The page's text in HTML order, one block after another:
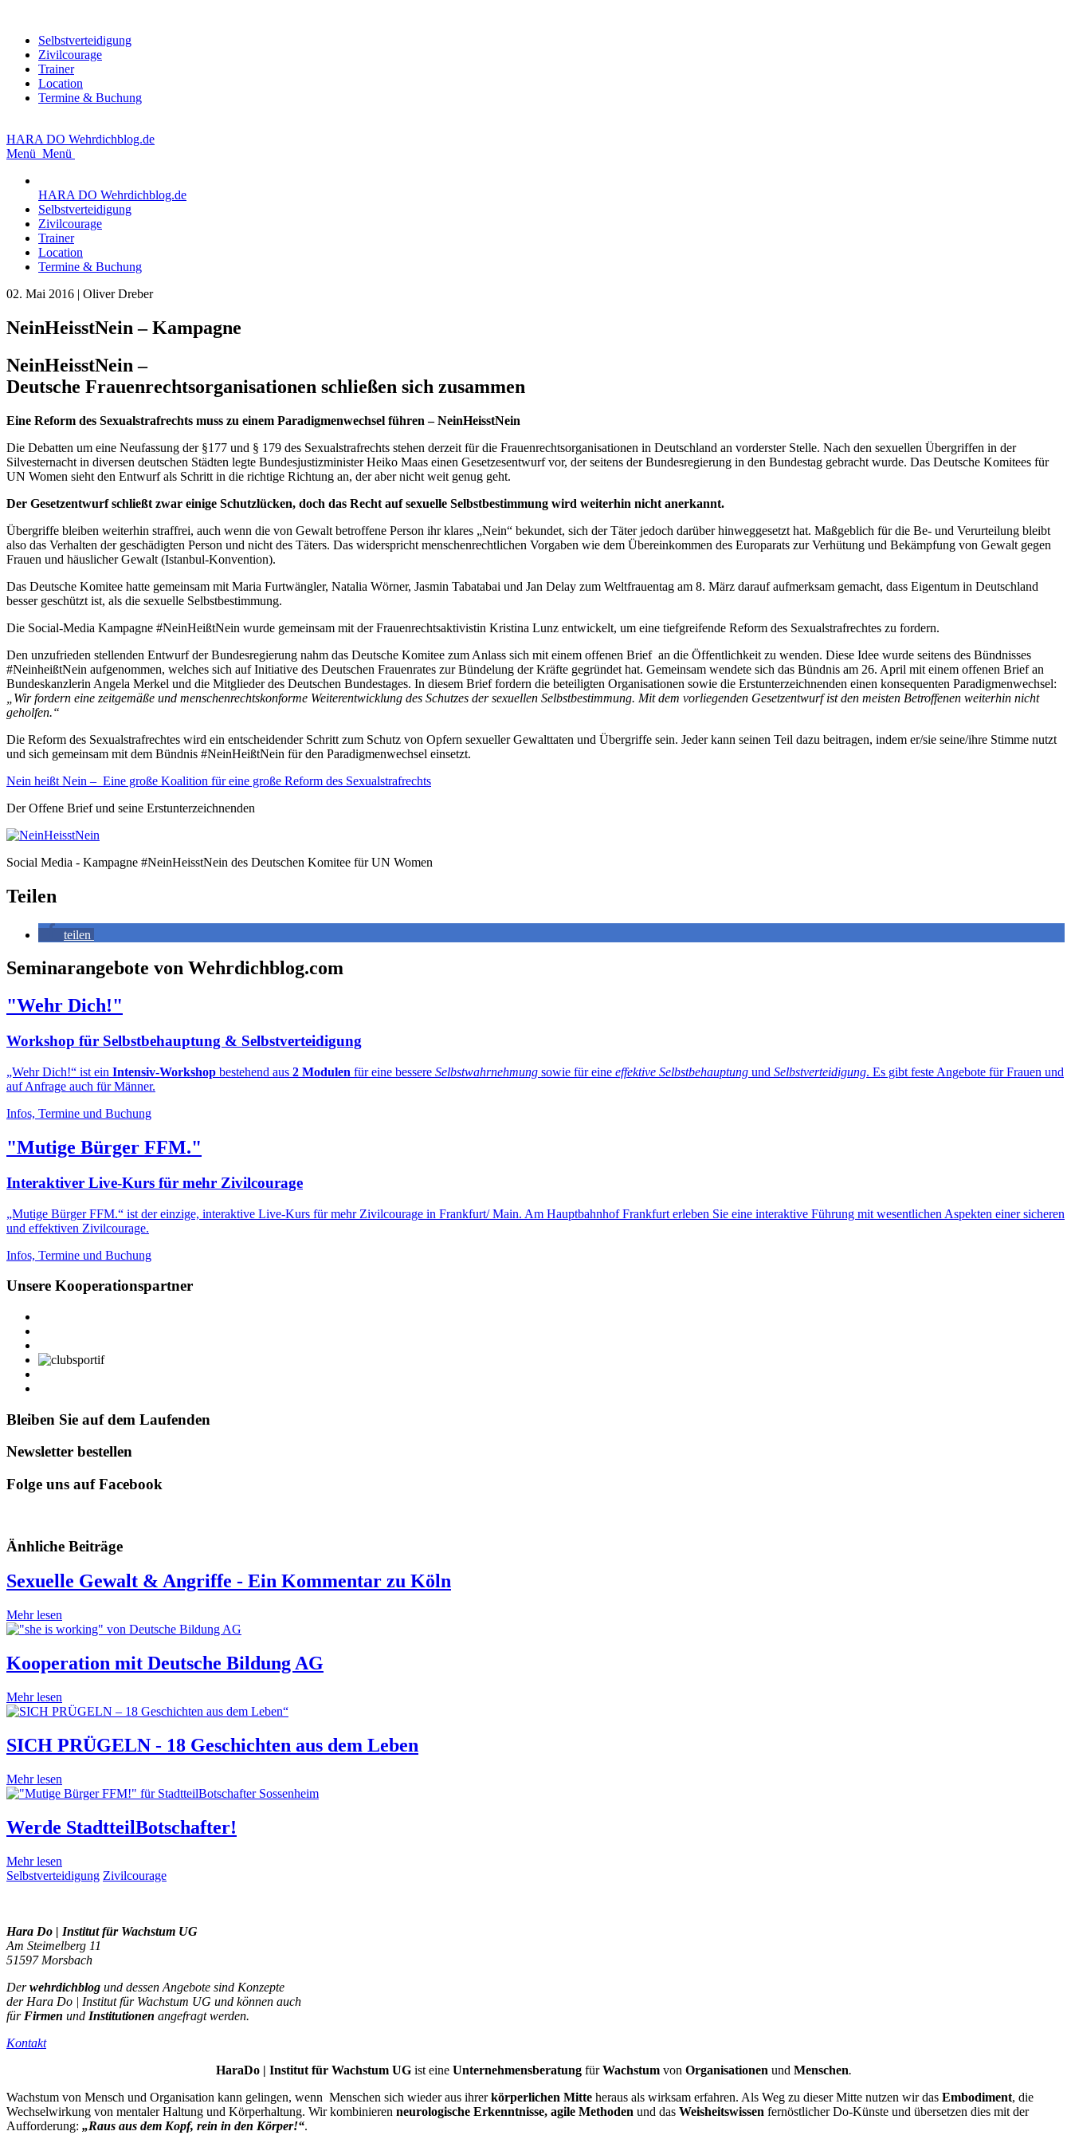
Selbstverteidigung
Zivilcourage
Trainer
Location
Termine & Buchung
HARA DO Wehrdichblog.de
Menü Menü
HARA DO Wehrdichblog.de
Selbstverteidigung
Zivilcourage
Trainer
Location
Termine & Buchung
02. Mai 2016 | Oliver Dreber
NeinHeisstNein – Kampagne
NeinHeisstNein –
Deutsche Frauenrechtsorganisationen schließen sich zusammen
Eine Reform des Sexualstrafrechts muss zu einem Paradigmenwechsel führen – NeinHeisstNein
Die Debatten um eine Neufassung der §177 und § 179 des Sexualstrafrechts stehen derzeit für die Frauenrechtsorganisationen in Deutschland an vorderster Stelle. Nach den sexuellen Übergriffen in der
Silvesternacht in diversen deutschen Städten legte Bundesjustizminister Heiko Maas einen Gesetzesentwurf vor, der seitens der Bundesregierung in den Bundestag gebracht wurde. Das Deutsche Komitees für
UN Women sieht den Entwurf als Schritt in die richtige Richtung an, der aber nicht weit genug geht.
Der Gesetzentwurf schließt zwar einige Schutzlücken, doch das Recht auf sexuelle Selbstbestimmung wird weiterhin nicht anerkannt.
Übergriffe bleiben weiterhin straffrei, auch wenn die von Gewalt betroffene Person ihr klares „Nein“ bekundet, sich der Täter jedoch darüber hinweggesetzt hat. Maßgeblich für die Be- und Verurteilung bleibt
also das Verhalten der geschädigten Person und nicht des Täters. Das widerspricht menschenrechtlichen Vorgaben wie dem Übereinkommen des Europarats zur Verhütung und Bekämpfung von Gewalt gegen
Frauen und häuslicher Gewalt (Istanbul-Konvention).
Das Deutsche Komitee hatte gemeinsam mit Maria Furtwängler, Natalia Wörner, Jasmin Tabatabai und Jan Delay zum Weltfrauentag am 8. März darauf aufmerksam gemacht, dass Eigentum in Deutschland
besser geschützt ist, als die sexuelle Selbstbestimmung.
Die Social-Media Kampagne #NeinHeißtNein wurde gemeinsam mit der Frauenrechtsaktivistin Kristina Lunz entwickelt, um eine tiefgreifende Reform des Sexualstrafrechtes zu fordern.
Den unzufrieden stellenden Entwurf der Bundesregierung nahm das Deutsche Komitee zum Anlass sich mit einem offenen Brief an die Öffentlichkeit zu wenden. Diese Idee wurde seitens des Bündnisses
#NeinheißtNein aufgenommen, welches sich auf Initiative des Deutschen Frauenrates zur Bündelung der Kräfte gegründet hat. Gemeinsam wendete sich das Bündnis am 26. April mit einem offenen Brief an
Bundeskanzlerin Angela Merkel und die Mitglieder des Deutschen Bundestages. In diesem Brief fordern die beteiligten Organisationen sowie die Erstunterzeichnenden einen konsequenten Paradigmenwechsel:
Wir fordern eine zeitgemäße und menschenrechtskonforme Weiterentwicklung des Schutzes der sexuellen Selbstbestimmung. Mit dem vorliegenden Gesetzentwurf ist den meisten Betroffenen weiterhin nicht
geholfen.“
Die Reform des Sexualstrafrechtes wird ein entscheidender Schritt zum Schutz von Opfern sexueller Gewalttaten und Übergriffe sein. Jeder kann seinen Teil dazu beitragen, indem er/sie seine/ihre Stimme nutzt
und sich gemeinsam mit dem Bündnis #NeinHeißtNein für den Paradigmenwechsel einsetzt.
Nein heißt Nein – Eine große Koalition für eine große Reform des Sexualstrafrechts
Der Offene Brief und seine Erstunterzeichnenden
Social Media - Kampagne #NeinHeisstNein des Deutschen Komitee für UN Women
Teilen
teilen
Seminarangebote von Wehrdichblog.com
"Wehr Dich!"
Workshop für Selbstbehauptung & Selbstverteidigung
„Wehr Dich!“ ist ein Intensiv-Workshop bestehend aus 2 Modulen für eine bessere Selbstwahrnehmung sowie für eine effektive Selbstbehauptung und Selbstverteidigung. Es gibt feste Angebote für Frauen und
auf Anfrage auch für Männer.
Infos, Termine und Buchung
"Mutige Bürger FFM."
Interaktiver Live-Kurs für mehr Zivilcourage
„Mutige Bürger FFM.“ ist der einzige, interaktive Live-Kurs für mehr Zivilcourage in Frankfurt/ Main. Am Hauptbahnhof Frankfurt erleben Sie eine interaktive Führung mit wesentlichen Aspekten einer sicheren
und effektiven Zivilcourage.
Infos, Termine und Buchung
Unsere Kooperationspartner
Bleiben Sie auf dem Laufenden
Newsletter bestellen
Folge uns auf Facebook
Änhliche Beiträge
Sexuelle Gewalt & Angriffe - Ein Kommentar zu Köln
Mehr lesen
Kooperation mit Deutsche Bildung AG
Mehr lesen
SICH PRÜGELN - 18 Geschichten aus dem Leben
Mehr lesen
Werde StadtteilBotschafter!
Mehr lesen
Selbstverteidigung Zivilcourage
Hara Do | Institut für Wachstum UG
Am Steimelberg 11
51597 Morsbach
Derwehrdichblog und dessen Angebote sind Konzepte
der Hara Do | Institut für Wachstum UG und können auch
für Firmen und Institutionen angefragt werden.
Kontakt
HaraDo | Institut für Wachstum UG ist eine Unternehmensberatung fürWachstum von Organisationen und Menschen.
Wachstum von Mensch und Organisation kann gelingen, wenn Menschen sich wieder aus ihrerkörperlichen Mitte heraus als wirksam erfahren. Als Weg zu dieser Mitte nutzen wir das Embodiment, die
Wechselwirkung von mentaler Haltung und Körperhaltung. Wir kombinieren neurologische Erkenntnisse, agile Methoden und das Weisheitswissen fernöstlicher Do-Künste und übersetzen dies mit der
Aufforderung: „Raus aus dem Kopf, rein in den Körper!“.